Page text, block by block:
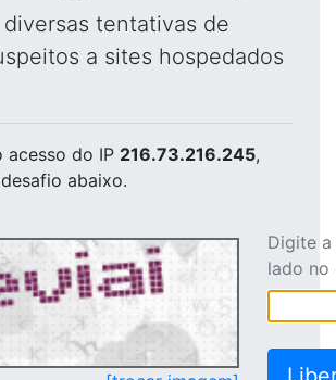
tentativas de
a sites hospedados
acesso do IP 216.73.216.245,
abaixo.
Digite
lado no